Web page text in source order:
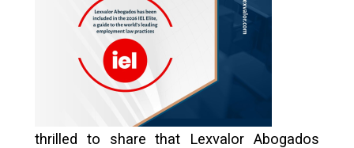
thrilled to share that Lexvalor Abogados